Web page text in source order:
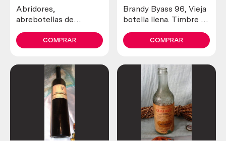
Abridores,
abrebotellas de
COMPRAR
Brandy Byass 96, Vieja
botella llena. Timbre de
COMPRAR